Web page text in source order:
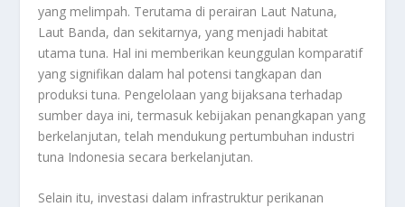
yang melimpah. Terutama di perairan Laut Natuna,
Laut Banda, dan sekitarnya, yang menjadi habitat
utama tuna. Hal ini memberikan keunggulan komparatif
yang signifikan dalam hal potensi tangkapan dan
produksi tuna. Pengelolaan yang bijaksana terhadap
sumber daya ini, termasuk kebijakan penangkapan yang
berkelanjutan, telah mendukung pertumbuhan industri
tuna Indonesia secara berkelanjutan.
Selain itu, investasi dalam infrastruktur perikanan